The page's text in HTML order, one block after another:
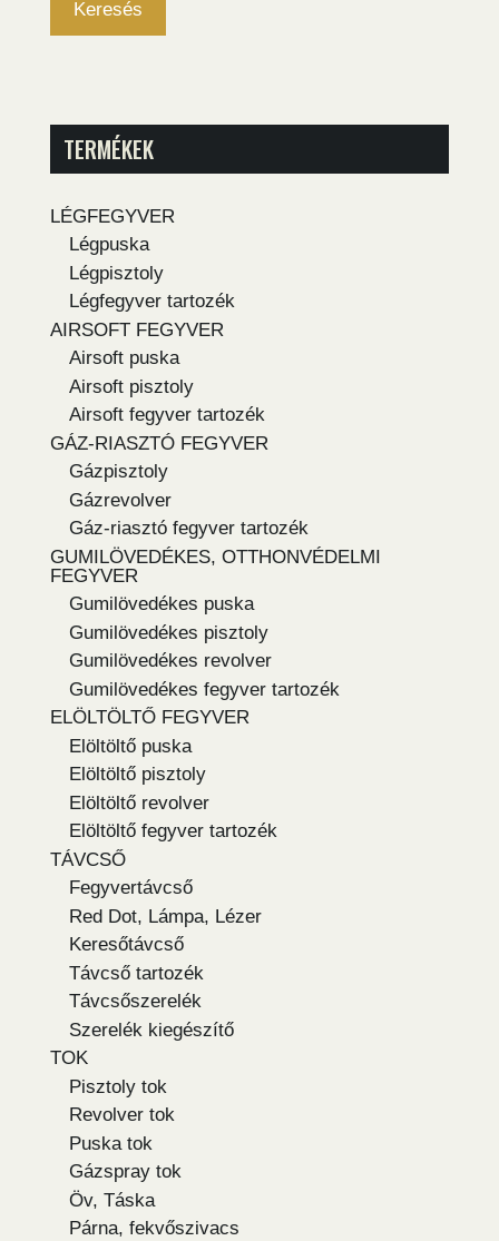
Keresés
TERMÉKEK
LÉGFEGYVER
Légpuska
Légpisztoly
Légfegyver tartozék
AIRSOFT FEGYVER
Airsoft puska
Airsoft pisztoly
Airsoft fegyver tartozék
GÁZ-RIASZTÓ FEGYVER
Gázpisztoly
Gázrevolver
Gáz-riasztó fegyver tartozék
GUMILÖVEDÉKES, OTTHONVÉDELMI
FEGYVER
Gumilövedékes puska
Gumilövedékes pisztoly
Gumilövedékes revolver
Gumilövedékes fegyver tartozék
ELÖLTÖLTŐ FEGYVER
Elöltöltő puska
Elöltöltő pisztoly
Elöltöltő revolver
Elöltöltő fegyver tartozék
TÁVCSŐ
Fegyvertávcső
Red Dot, Lámpa, Lézer
Keresőtávcső
Távcső tartozék
Távcsőszerelék
Szerelék kiegészítő
TOK
Pisztoly tok
Revolver tok
Puska tok
Gázspray tok
Öv, Táska
Párna, fekvőszivacs